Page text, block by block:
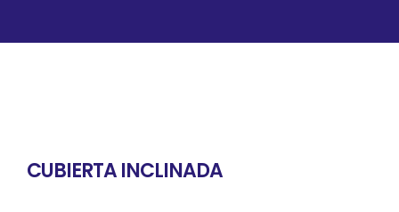
CUBIERTA INCLINADA